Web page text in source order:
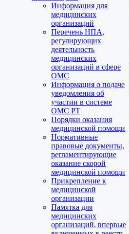
Информация для
медицинских
организаций
Перечень НПА,
регулирующих
деятельность
медицинских
организаций в сфере
ОМС
Информация о подаче
уведомления об
участии в системе
ОМС РТ
Порядки оказания
медицинской помощи
Нормативные
правовые документы,
регламентирующие
оказание скорой
медицинской помощи
Прикрепление к
медицинской
организации
Памятка для
медицинских
организаций, впервые